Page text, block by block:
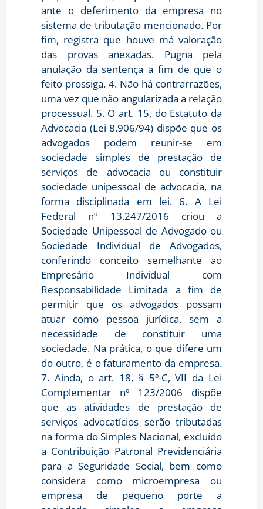
ante o deferimento da empresa no
sistema de tributação mencionado. Por
fim, registra que houve má valoração
das provas anexadas. Pugna pela
anulação da sentença a fim de que o
feito prossiga. 4. Não há contrarrazões,
uma vez que não angularizada a relação
processual. 5. O art. 15, do Estatuto da
Advocacia (Lei 8.906/94) dispõe que os
advogados podem reunir-se em
sociedade simples de prestação de
serviços de advocacia ou constituir
sociedade unipessoal de advocacia, na
forma disciplinada em lei. 6. A Lei
Federal nº 13.247/2016 criou a
Sociedade Unipessoal de Advogado ou
Sociedade Individual de Advogados,
conferindo conceito semelhante ao
Empresário Individual com
Responsabilidade Limitada a fim de
permitir que os advogados possam
atuar como pessoa jurídica, sem a
necessidade de constituir uma
sociedade. Na prática, o que difere um
do outro, é o faturamento da empresa.
7. Ainda, o art. 18, § 5º-C, VII da Lei
Complementar nº 123/2006 dispõe
que as atividades de prestação de
serviços advocatícios serão tributadas
na forma do Simples Nacional, excluído
a Contribuição Patronal Previdenciária
para a Seguridade Social, bem como
considera como microempresa ou
empresa de pequeno porte a